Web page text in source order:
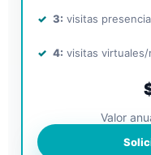
3: visitas
4: visitas virtuales/
Valor